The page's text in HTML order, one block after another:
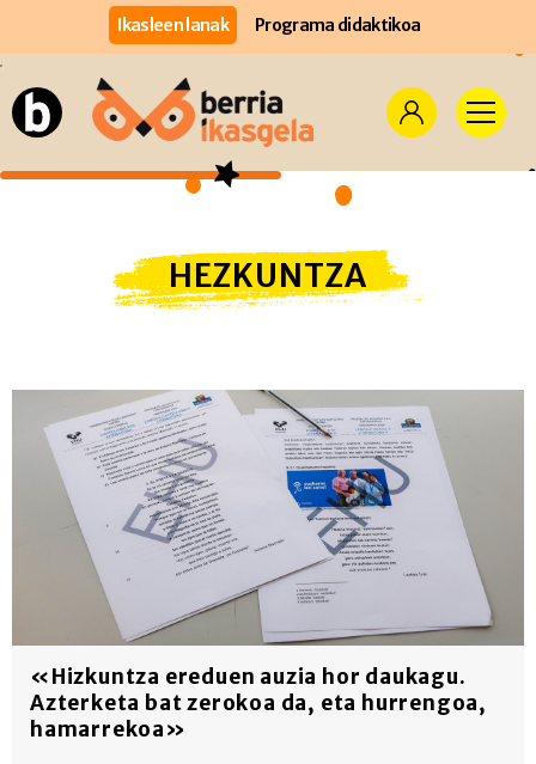
Ikasleen lanak Programa didaktikoa
HEZKUNTZA
«Hizkuntza ereduen auzia hor daukagu.
Azterketa bat zerokoa da, eta hurrengoa,
hamarrekoa»